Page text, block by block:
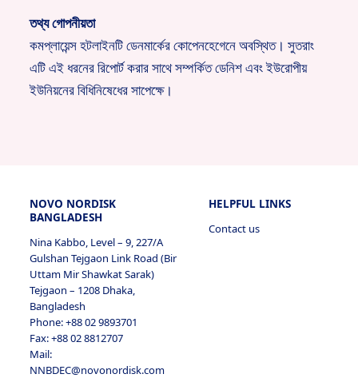
তথ্য গোপনীয়তা
কমপ্লায়েন্স হটলাইনটি ডেনমার্কের কোপেনহেগেনে অবস্থিত। সুতরাং
এটি এই ধরনের রিপোর্ট করার সাথে সম্পর্কিত ডেনিশ এবং ইউরোপীয়
ইউনিয়নের বিধিনিষেধের সাপেক্ষে।
NOVO NORDISK
BANGLADESH
Nina Kabbo, Level – 9, 227/A
Gulshan Tejgaon Link Road (Bir
Uttam Mir Shawkat Sarak)
Tejgaon – 1208 Dhaka,
Bangladesh
Phone: +88 02 9893701
Fax: +88 02 8812707
Mail:
NNBDEC@novonordisk.com
HELPFUL LINKS
Contact us